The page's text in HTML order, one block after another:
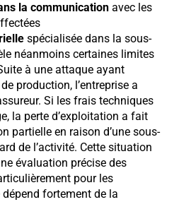
la communication avec les
spécialisée dans la sous-
néanmoins certaines limites
à une attaque ayant
production, l’entreprise a
Si les frais techniques
la perte d’exploitation a fait
partielle en raison d’une sous-
de l’activité. Cette situation
évaluation précise des
pour les
fortement de la